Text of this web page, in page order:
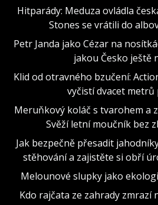
Hitparády: Meduza ovládla
Stones se vrátili do
Petr Janda jako Cézar na
jakou Česko ještě
Klid od otravného bzučení:
vyčistí dvacet
Meruňkový koláč s tvarohem a
Svěží letní moučník bez
Jak bezpečně přesadit
stěhování a zajistěte si obří
Melounové slupky jako
Kdo rajčata ze zahrady zmrazí